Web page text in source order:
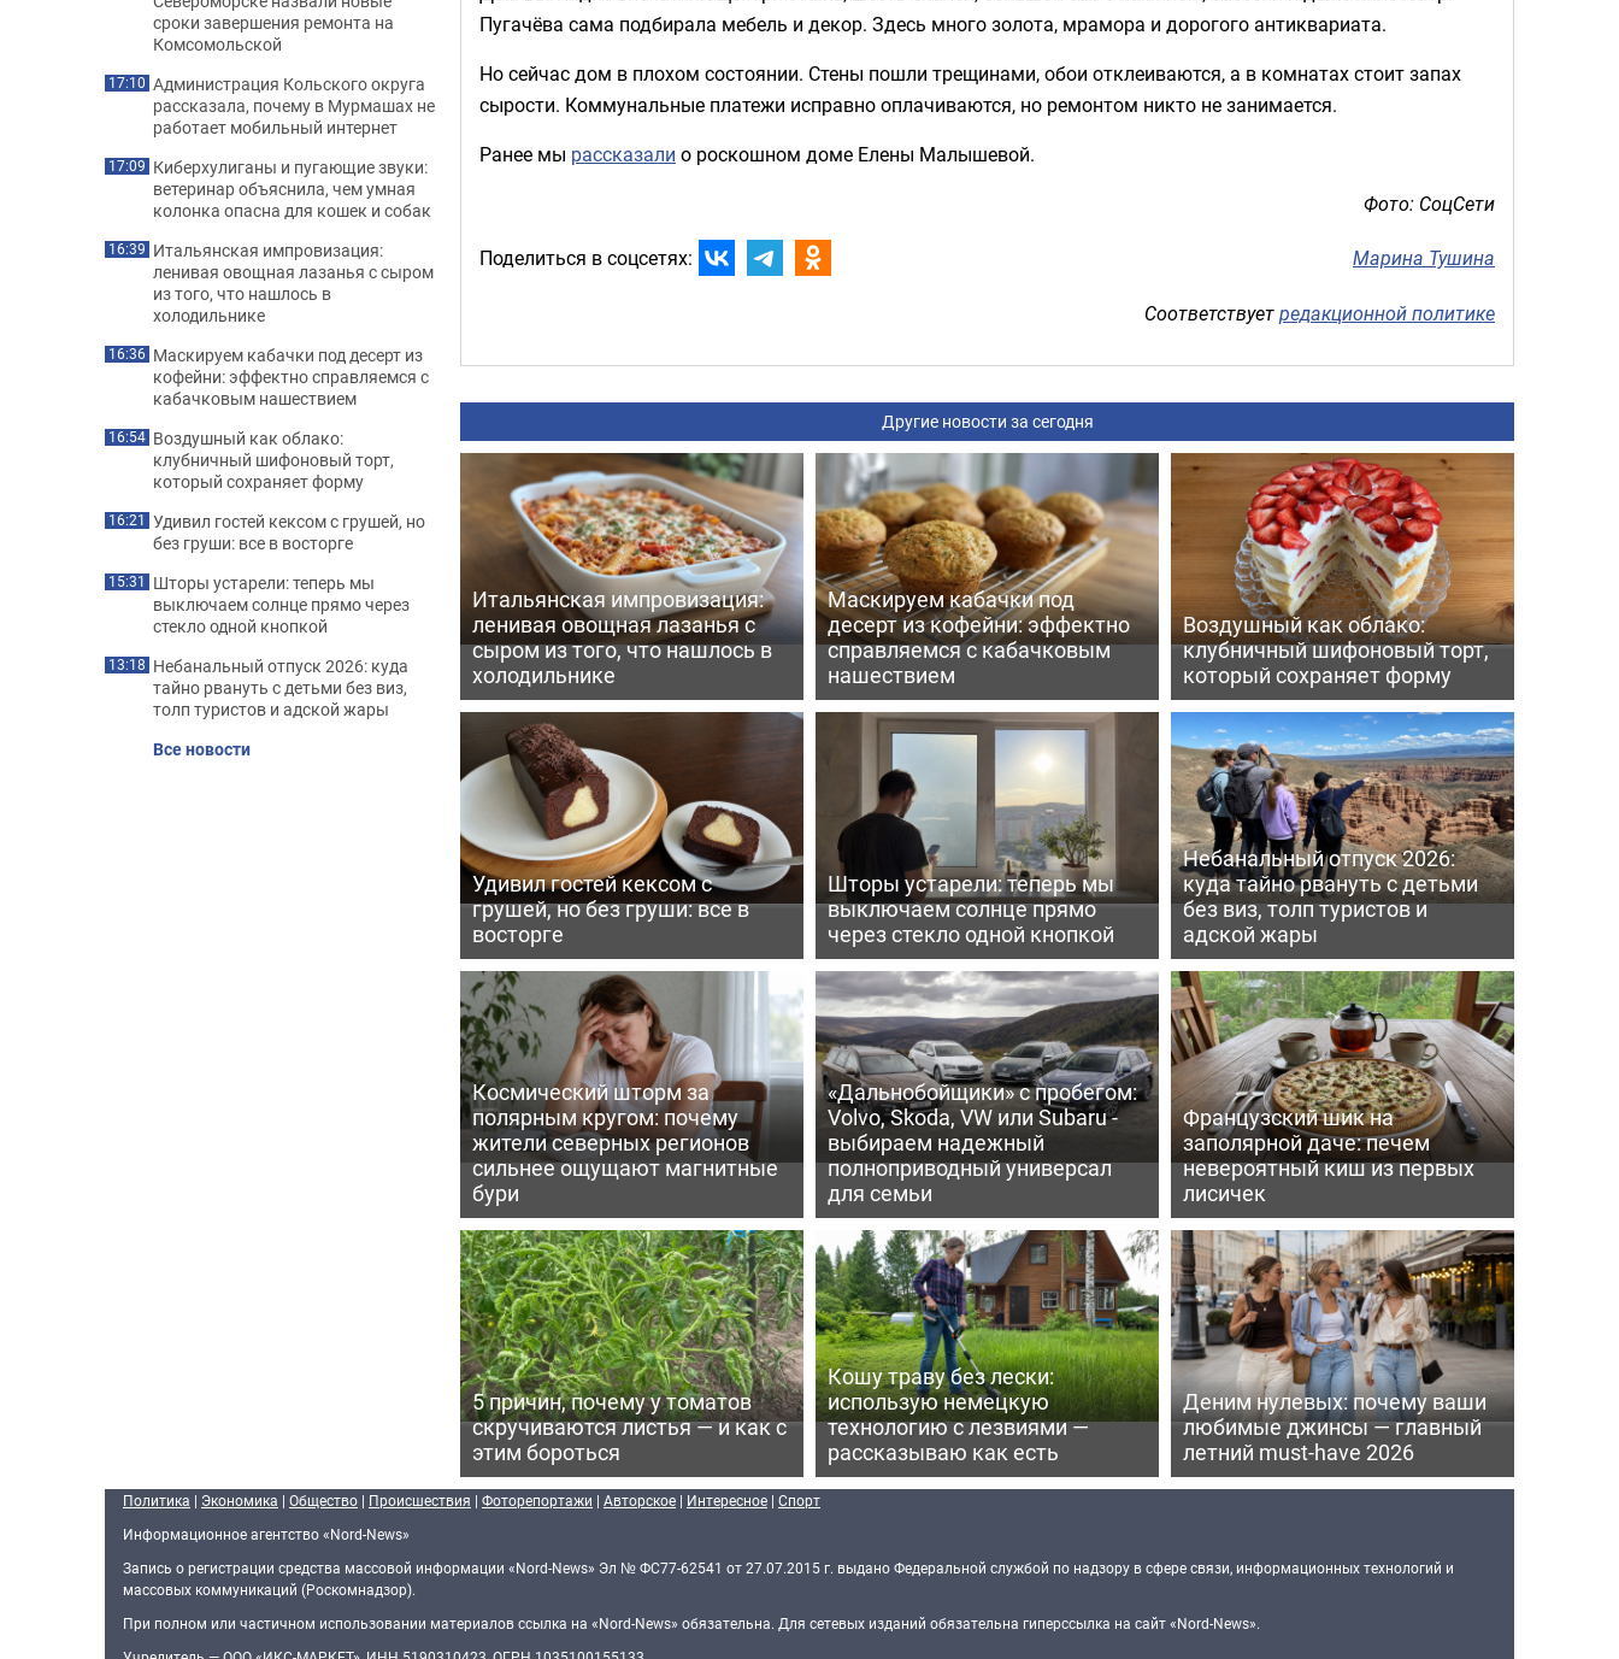
Пугачёва сама подбирала мебель и декор. Здесь много золота, мрамора и дорогого антиквариата.
Но сейчас дом в плохом состоянии. Стены пошли трещинами, обои отклеиваются, а в комнатах стоит запах
сырости. Коммунальные платежи исправно оплачиваются, но ремонтом никто не занимается.
Ранее мы рассказали о роскошном доме Елены Малышевой.
Фото: СоцСети
Поделиться в соцсетях: Марина Тушина
Соответствуетредакционной политике
Другие новости за сегодня
Итальянская импровизация:
ленивая овощная лазанья с
сыром из того, что нашлось в
холодильнике
Маскируем кабачки под
десерт из кофейни: эффектно
справляемся с кабачковым
нашествием
Воздушный как облако:
клубничный шифоновый торт,
который сохраняет форму
Удивил гостей кексом с
грушей, но без груши: все в
восторге
Шторы устарели: теперь мы
выключаем солнце прямо
через стекло одной кнопкой
Небанальный отпуск 2026:
куда тайно рвануть с детьми
без виз, толп туристов и
адской жары
Космический шторм за
полярным кругом: почему
жители северных регионов
сильнее ощущают магнитные
бури
«Дальнобойщики» с пробегом:
Volvo, Skoda, VW или Subaru -
выбираем надежный
полноприводный универсал
для семьи
Французский шик на
заполярной даче: печем
невероятный киш из первых
лисичек
5 причин, почему у томатов
скручиваются листья — и как с
этим бороться
Кошу траву без лески:
использую немецкую
технологию с лезвиями —
рассказываю как есть
Деним нулевых: почему ваши
любимые джинсы — главный
летний must-have 2026
сроки завершения ремонта на
Комсомольской
17:10 Администрация Кольского округа
рассказала, почему в Мурмашах не
работает мобильный интернет
17:09 Киберхулиганы и пугающие звуки:
ветеринар объяснила, чем умная
колонка опасна для кошек и собак
16:39 Итальянская импровизация:
ленивая овощная лазанья с сыром
из того, что нашлось в
холодильнике
16:36 Маскируем кабачки под десерт из
кофейни: эффектно справляемся с
кабачковым нашествием
16:54 Воздушный как облако:
клубничный шифоновый торт,
который сохраняет форму
16:21 Удивил гостей кексом с грушей, но
без груши: все в восторге
15:31 Шторы устарели: теперь мы
выключаем солнце прямо через
стекло одной кнопкой
13:18 Небанальный отпуск 2026: куда
тайно рвануть с детьми без виз,
толп туристов и адской жары
Все новости
Политика | Экономика | Общество | Происшествия | Фоторепортажи | Авторское | Интересное | Спорт
Информационное агентство «Nord-News»
Запись о регистрации средства массовой информации «Nord-News» Эл № ФС77-62541 от 27.07.2015 г. выдано Федеральной службой по надзору в сфере связи, информационных технологий и
массовых коммуникаций (Роскомнадзор).
При полном или частичном использовании материалов ссылка на «Nord-News» обязательна. Для сетевых изданий обязательна гиперссылка на сайт «Nord-News».